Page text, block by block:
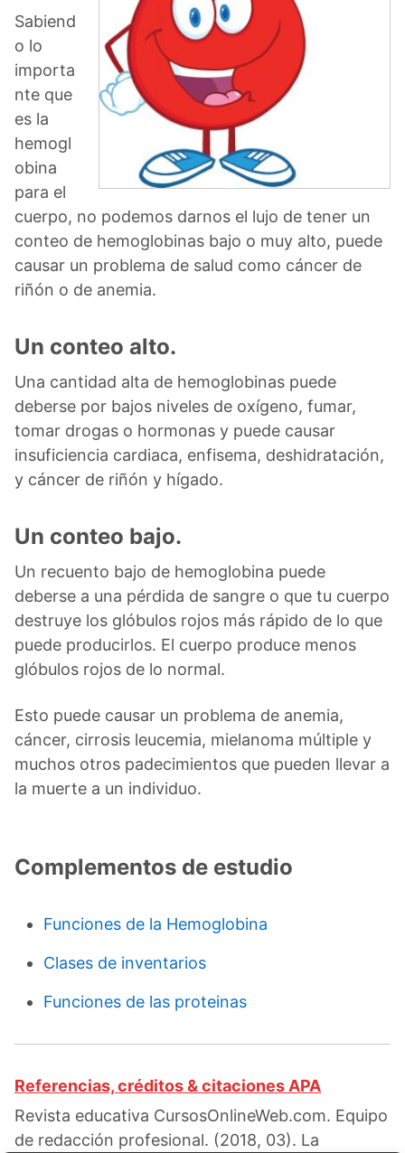
Sabiend
o lo
importa
nte que
es la
hemogl
obina
para el
cuerpo, no podemos darnos el lujo de tener un
conteo de hemoglobinas bajo o muy alto, puede
causar un problema de salud como cáncer de
riñón o de anemia.
Un conteo alto.
Una cantidad alta de hemoglobinas puede
deberse por bajos niveles de oxígeno, fumar,
tomar drogas o hormonas y puede causar
insuficiencia cardiaca, enfisema, deshidratación,
y cáncer de riñón y hígado.
Un conteo bajo.
Un recuento bajo de hemoglobina puede
deberse a una pérdida de sangre o que tu cuerpo
destruye los glóbulos rojos más rápido de lo que
puede producirlos. El cuerpo produce menos
glóbulos rojos de lo normal.
Esto puede causar un problema de anemia,
cáncer, cirrosis leucemia, mielanoma múltiple y
muchos otros padecimientos que pueden llevar a
la muerte a un individuo.
Complementos de estudio
Funciones de la Hemoglobina
Clases de inventarios
Funciones de las proteinas
Referencias, créditos & citaciones APA
Revista educativa CursosOnlineWeb.com. Equipo
de redacción profesional. (2018, 03). La